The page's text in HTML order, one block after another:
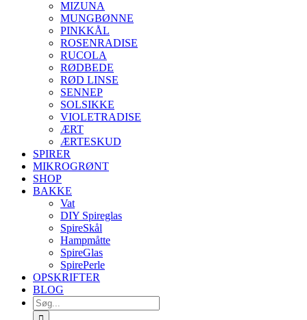
MIZUNA
MUNGBØNNE
PINKKÅL
ROSENRADISE
RUCOLA
RØDBEDE
RØD LINSE
SENNEP
SOLSIKKE
VIOLETRADISE
ÆRT
ÆRTESKUD
SPIRER
MIKROGRØNT
SHOP
BAKKE
Vat
DIY Spireglas
SpireSkål
Hampmåtte
SpireGlas
SpirePerle
OPSKRIFTER
BLOG
Søg
efter: